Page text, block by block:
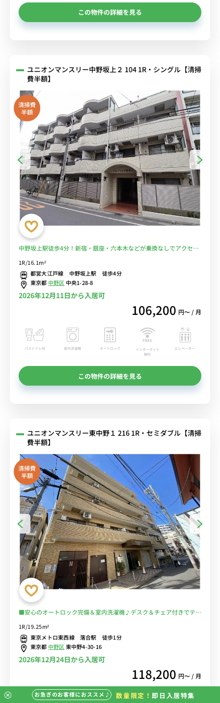
この物件の詳細を見る
ユニオンマンスリー中野坂上２ 104 1R・シングル【清掃
費半額】
清掃費
半額
中野坂上駅徒歩4分！新宿・銀座・六本木などが乗換なしでアクセス
1R/16.1m²
都営大江戸線 中野坂上駅 徒歩4分
東京都 中野区 中央1-28-8
2026年12月11日から入居可
106,200 円〜 / 月
バストイレ別 室内洗濯機 オートロック
インターネット
無料
エレベーター
この物件の詳細を見る
ユニオンマンスリー東中野１ 216 1R・セミダブル【清掃
費半額】
清掃費
半額
■安心のオートロック完備＆室内洗濯機♪デスク＆チェア付きでテレ
戸線・西武新宿線「中井駅」徒歩5分で複数路線の利用可能/「まいば
すけっと」や「みらべる」などスーパー多数あり■選べるWi-Fi格安
レンタル中！
1R/19.25m²
東京メトロ東西線 落合駅 徒歩1分
東京都 中野区東中野4-30-16
2026年12月24日から入居可
118,200 円〜 / 月
お急ぎのお客様におススメ♪ 数量限定！ 即日入居特集